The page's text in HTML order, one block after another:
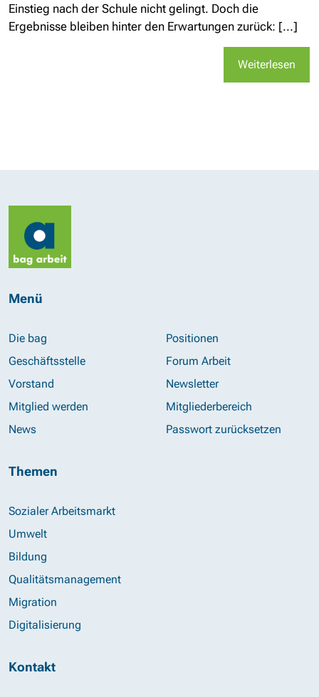
Einstieg nach der Schule nicht gelingt. Doch die
Ergebnisse bleiben hinter den Erwartungen zurück: [...]
Weiterlesen
Menü
Die bag
Geschäftsstelle
Vorstand
Mitglied werden
News
Positionen
Forum Arbeit
Newsletter
Mitgliederbereich
Passwort zurücksetzen
Themen
Sozialer Arbeitsmarkt
Umwelt
Bildung
Qualitätsmanagement
Migration
Digitalisierung
Kontakt